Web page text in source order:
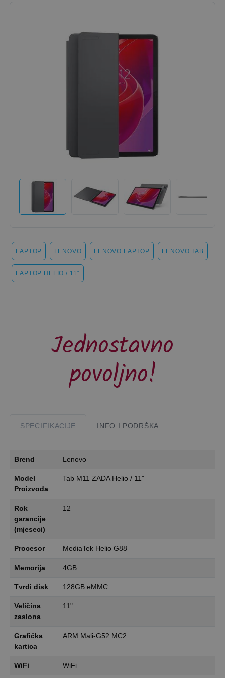
LAPTOP LENOVO LENOVO LAPTOP LENOVO TAB
LAPTOP HELIO / 11"
Jednostavno
povoljno!
SPECIFIKACIJE INFO I PODRŠKA
Brend Lenovo
Model
Proizvoda
Tab M11 ZADA Helio / 11"
Rok
garancije
(mjeseci)
12
Procesor MediaTek Helio G88
Memorija 4GB
Tvrdi disk 128GB eMMC
Veličina
zaslona
11"
Grafička
kartica
ARM Mali-G52 MC2
WiFi WiFi